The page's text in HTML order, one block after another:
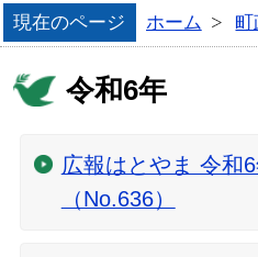
現在のページ ホーム 町
令和6年
広報はとやま 令和
（No.636）